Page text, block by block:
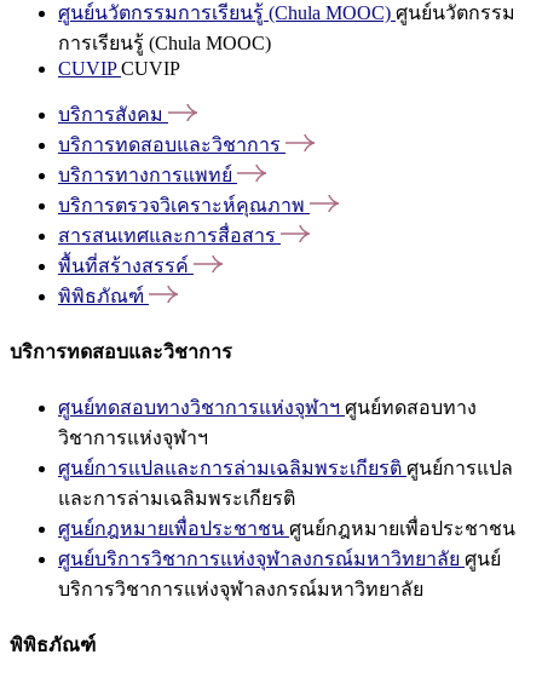
ศูนย์นวัตกรรมการเรียนรู้ (Chula MOOC) ศูนย์นวัตกรรม
การเรียนรู้ (Chula MOOC)
CUVIPCUVIP
บริการสังคม
บริการทดสอบและวิชาการ
บริการทางการแพทย์
บริการตรวจวิเคราะห์คุณภาพ
สารสนเทศและการสื่อสาร
พื้นที่สร้างสรรค์
พิพิธภัณฑ์
บริการทดสอบและวิชาการ
ศูนย์ทดสอบทางวิชาการแห่งจุฬาฯ ศูนย์ทดสอบทาง
วิชาการแห่งจุฬาฯ
ศูนย์การแปลและการล่ามเฉลิมพระเกียรติ ศูนย์การแปล
และการล่ามเฉลิมพระเกียรติ
ศูนย์กฎหมายเพื่อประชาชน ศูนย์กฎหมายเพื่อประชาชน
ศูนย์บริการวิชาการแห่งจุฬาลงกรณ์มหาวิทยาลัย ศูนย์
บริการวิชาการแห่งจุฬาลงกรณ์มหาวิทยาลัย
พิพิธภัณฑ์